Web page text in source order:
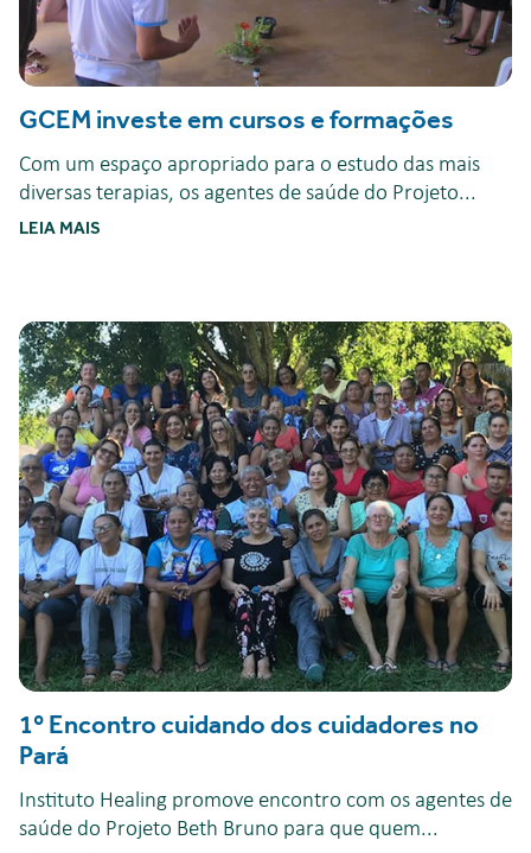
GCEM investe em cursos e formações
Com um espaço apropriado para o estudo das mais
diversas terapias, os agentes de saúde do Projeto...
LEIA MAIS
1º Encontro cuidando dos cuidadores no
Pará
Instituto Healing promove encontro com os agentes de
saúde do Projeto Beth Bruno para que quem...